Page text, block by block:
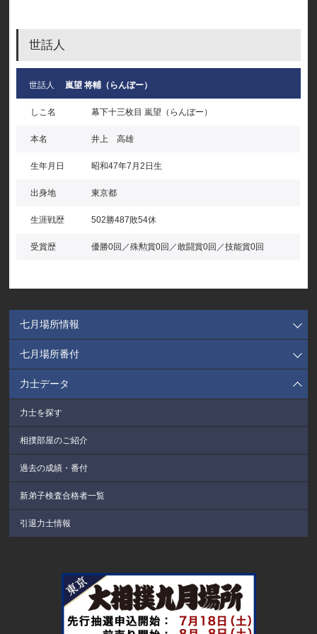
世話人
世話人 嵐望 将輔（らんぼー）
しこ名 幕下十三枚目 嵐望（らんぼー）
本名 井上 高雄
生年月日 昭和47年7月2日生
出身地 東京都
生涯戦歴 502勝487敗54休
受賞歴 優勝0回／殊勲賞0回／敢闘賞0回／技能賞0回
七月場所情報
七月場所番付
力士データ
力士を探す
相撲部屋のご紹介
過去の成績・番付
新弟子検査合格者一覧
引退力士情報